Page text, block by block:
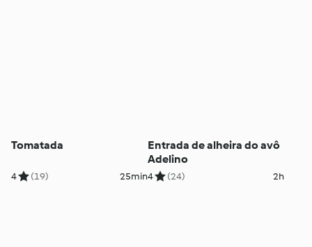
Tomatada
4 (19) 25min
Entrada de alheira do avô
Adelino
4 (24) 2h